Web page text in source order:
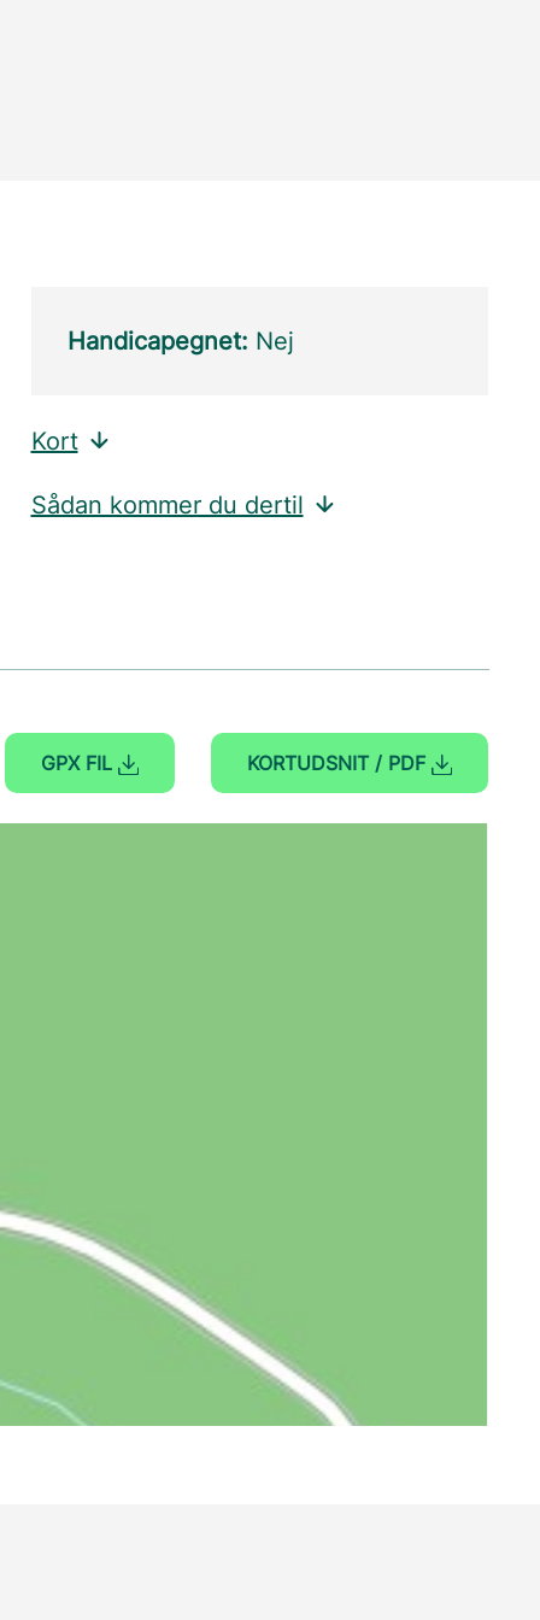
Handicapegnet: Nej
Kort
Sådan kommer du dertil
GPX FIL KORTUDSNIT / PDF